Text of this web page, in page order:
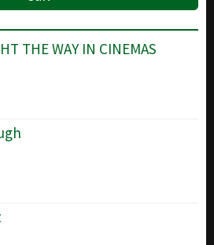
THE WAY IN CINEMAS